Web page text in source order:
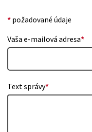
* požadované údaje
Vaša e-mailová adresa*
Text správy*